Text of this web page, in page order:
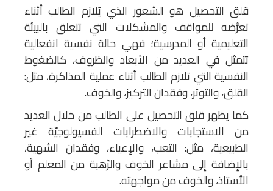
قلق التحصيل هو الشعور الذي يُلازم الطالب أثناء
تعرُّضه للمواقف والمشكلات التي تتعلق بالبيئة
التعليمية أو المدرسية؛ فهي حالة نفسية انفعالية
تتمثل في العديد من الأبعاد والظروف، كالضغوط
النفسية التي تلازم الطالب أثناء عملية المذاكرة، مثل:
القلق، والتوتر، وفقدان التركيز، والخوف.
كما يظهر قلق التحصيل على الطالب من خلال العديد
من الاستجابات والاضطرابات الفسيولوجيّة غير
الطبيعية، مثل: التعب، والإعياء، وفقدان الشهية،
بالإضافة إلى مشاعر الخوف والرّهبة من المعلم أو
الأستاذ، والخوف من مواجهته.